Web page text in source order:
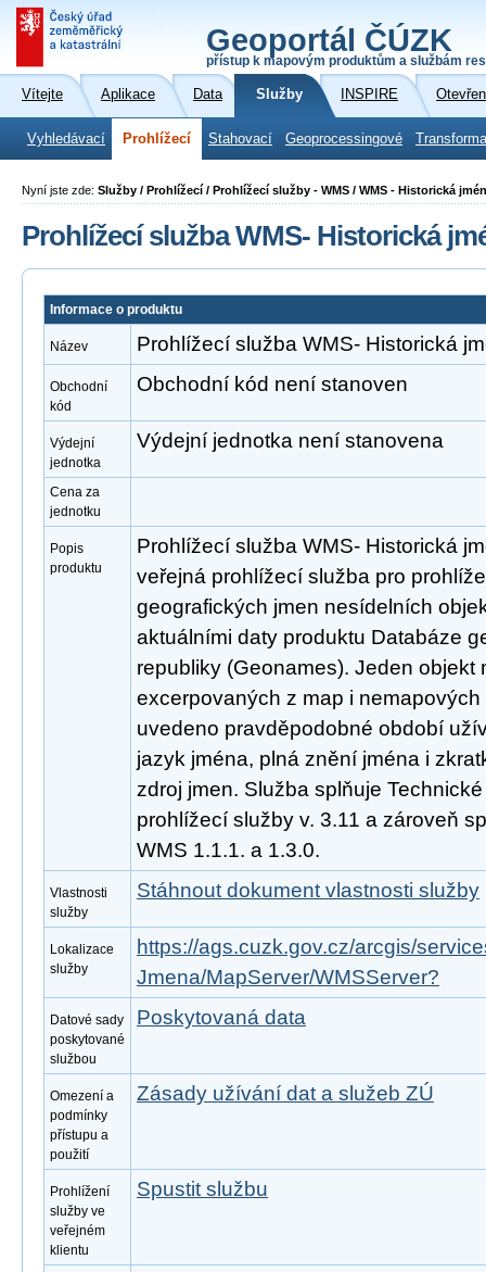
Geoportál ČÚZK
přístup k mapovým produktům a službám
Vítejte Aplikace Data Služby INSPIRE
Vyhledávací Prohlížecí Stahovací Geoprocessingové
Nyní jste zde: Služby / Prohlížecí / Prohlížecí služby - WMS / WMS - Historická
Prohlížecí služba WMS- Historická
Informace o produktu
Název Prohlížecí služba WMS- Historická
Obchodní
kód
Obchodní kód není stanoven
Výdejní
jednotka
Výdejní jednotka není stanovena
Cena za
jednotku
Popis
produktu
Prohlížecí služba WMS- Historická
veřejná prohlížecí služba pro
geografických jmen nesídelních
aktuálními daty produktu Databáze
republiky (Geonames). Jeden objekt
excerpovaných z map i
uvedeno pravděpodobné období
jazyk jména, plná znění jména i
zdroj jmen. Služba splňuje
prohlížecí služby v. 3.11 a zároveň
WMS 1.1.1. a 1.3.0.
Vlastnosti
služby
Stáhnout dokument vlastnosti služby
Lokalizace
služby
https://ags.cuzk.gov.cz/arcgis/
Jmena/MapServer/WMSServer?
Datové sady
poskytované
službou
Poskytovaná data
Omezení a
podmínky
přístupu a
použití
Zásady užívání dat a služeb ZÚ
Prohlížení
služby ve
veřejném
klientu
Spustit službu